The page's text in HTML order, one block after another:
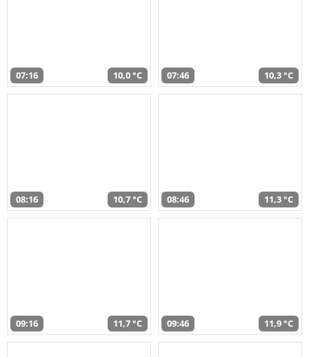
07:16 10,0 °C 07:46 10,3 °C
08:16 10,7 °C 08:46 11,3 °C
09:16 11,7 °C 09:46 11,9 °C